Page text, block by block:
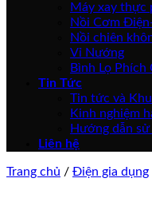
Máy xay thực
Nồi Cơm
Nồi chiên
Vỉ Nướng
Bình Lọ Phích
Tin Tức
Tin tức và
Kinh nghiệm
Hướng dẫn
Liên hệ
Trang chủ / Điện gia dụng